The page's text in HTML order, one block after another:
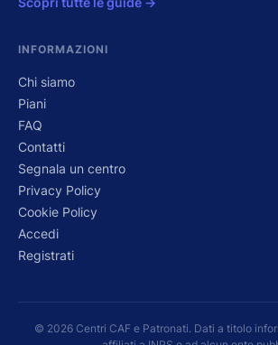
INFORMAZIONI
Chi siamo
Piani
FAQ
Contatti
Segnala un centro
Privacy Policy
Cookie Policy
Accedi
Registrati
© 2026 Centri CAF e Patronati. Dati a titolo